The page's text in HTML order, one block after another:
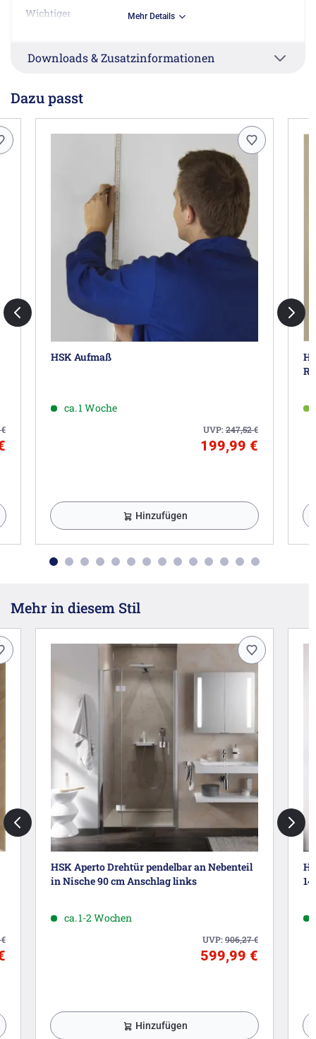
Wichtiger Hinweis:
und Duschwanne. Alle Einbausituationen ohne
Abweichungen als Sondermaß bestellt werden.
Die Angaben Breite links und Breite rechts gelten von
außen gesehen mit Blickrichtung in die Innenecke der
Bestellung des Aufmaß-/Montageservices
wir Sie, das unter Downloads- und Zusatzinformationen
verlinkte Auftragsformular, entsprechend auszufüllen
und dieses per E-Mail: info@megabad.de zusammen mit
der Artikel-Bestellung an uns zu senden!
Herstellerinformationen
HSK Duschkabinenbau KG, Zum Hohlen Morgen 22,
59939 Olsberg DE, hsk-oms@hsk-duschkabinenbau.de
Mehr Details
Downloads & Zusatzinformationen
Dazu passt
€
HSK Aufmaß
ca. 1 Woche
UVP:247,52€
199,99 €
Hinzufügen
Mehr in diesem Stil
€
HSK Aperto Drehtür pendelbar an Nebenteil
in Nische 90 cm Anschlag links
ca. 1-2 Wochen
UVP:906,27€
599,99 €
Hinzufügen